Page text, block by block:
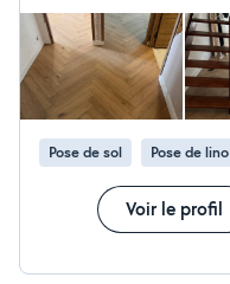
Pose de sol Pose de lino
Voir le profil